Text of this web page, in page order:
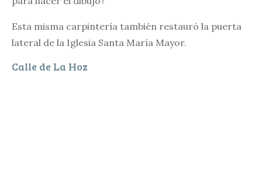
Esta misma carpintería también restauró la puerta
lateral de la Iglesia Santa María Mayor.
Calle de La Hoz